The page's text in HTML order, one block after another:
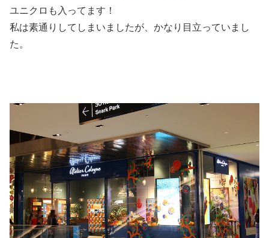
ユニクロも入ってます！
私は素通りしてしまいましたが、かなり目立っていまし
た。